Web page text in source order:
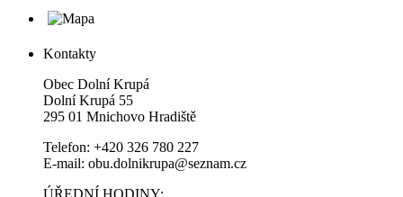
Kontakty
Obec Dolní Krupá
Dolní Krupá 55
295 01 Mnichovo Hradiště
Telefon: +420 326 780 227
E-mail: obu.dolnikrupa@seznam.cz
ÚŘEDNÍ HODINY: